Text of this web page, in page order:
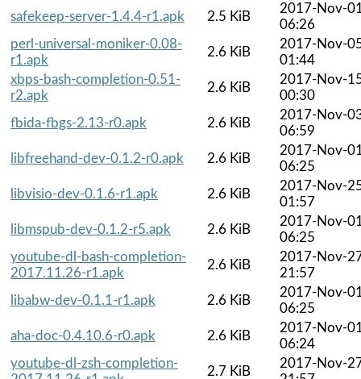
safekeep-server-1.4.4-r1.apk
2.5 KiB
2017-Nov-
06:26
perl-universal-moniker-0.08-
r1.apk
2.6 KiB
2017-Nov-
01:44
xbps-bash-completion-0.51-
r2.apk
2.6 KiB
2017-Nov-
00:30
fbida-fbgs-2.13-r0.apk
2.6 KiB
2017-Nov-
06:59
libfreehand-dev-0.1.2-r0.apk
2.6 KiB
2017-Nov-
06:25
libvisio-dev-0.1.6-r1.apk
2.6 KiB
2017-Nov-
01:57
libmspub-dev-0.1.2-r5.apk
2.6 KiB
2017-Nov-
06:25
youtube-dl-bash-completion-
2017.11.26-r1.apk
2.6 KiB
2017-Nov-
21:57
libabw-dev-0.1.1-r1.apk
2.6 KiB
2017-Nov-
06:25
aha-doc-0.4.10.6-r0.apk
2.6 KiB
2017-Nov-
06:24
youtube-dl-zsh-completion-
2.7 KiB
2017-Nov-